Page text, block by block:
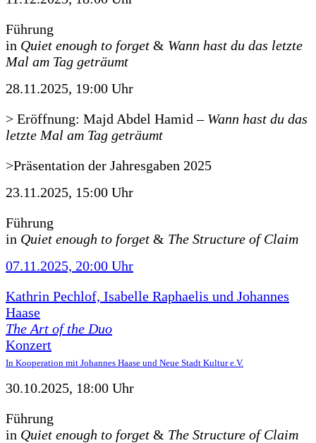
Führung
in Quiet enough to forget & Wann hast du das letzte
Mal am Tag geträumt
28.11.2025, 19:00 Uhr
> Eröffnung: Majd Abdel Hamid – Wann hast du das
letzte Mal am Tag geträumt
>Präsentation der Jahresgaben 2025
23.11.2025, 15:00 Uhr
Führung
in Quiet enough to forget & The Structure of Claim
07.11.2025, 20:00 Uhr
Kathrin Pechlof, Isabelle Raphaelis und Johannes
Haase
The Art of the Duo
Konzert
In Kooperation mit Johannes Haase und Neue Stadt Kultur e.V.
30.10.2025, 18:00 Uhr
Führung
in Quiet enough to forget & The Structure of Claim